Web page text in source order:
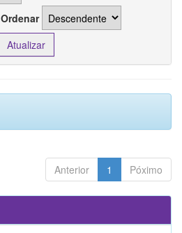
Ordenar
Anterior 1 Póximo